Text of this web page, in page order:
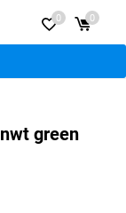
0 0
green